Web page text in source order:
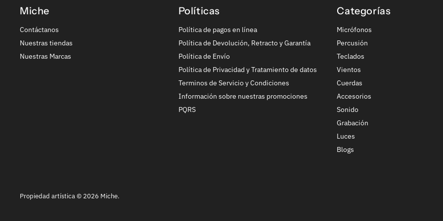
Miche
Contáctanos
Nuestras tiendas
Nuestras Marcas
Políticas
Política de pagos en línea
Política de Devolución, Retracto y Garantía
Política de Envío
Política de Privacidad y Tratamiento de datos
Terminos de Servicio y Condiciones
Información sobre nuestras promociones
PQRS
Categorías
Micrófonos
Percusión
Teclados
Vientos
Cuerdas
Accesorios
Sonido
Grabación
Luces
Blogs
Propiedad artística © 2026 Miche.